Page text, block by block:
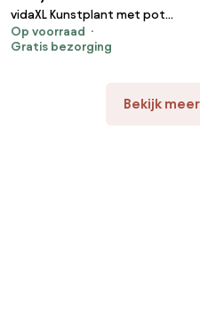
vidaXL Kunstplant met pot
cycaspalm 140 cm groen
Op voorraad
Gratis bezorging
Bekijk